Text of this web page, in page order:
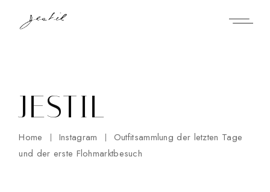
content
JESTIL
Home Instagram
Outfitsammlung der letzten Tage
und der erste Flohmarktbesuch